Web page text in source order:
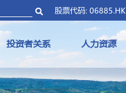
股票代码: 06885.HK
投资者关系 人力资源